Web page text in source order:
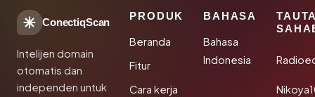
ConectiqScan
Intelijen domain
otomatis dan
independen untuk
PRODUK
Beranda
Fitur
Cara kerja
BAHASA
Bahasa
Indonesia